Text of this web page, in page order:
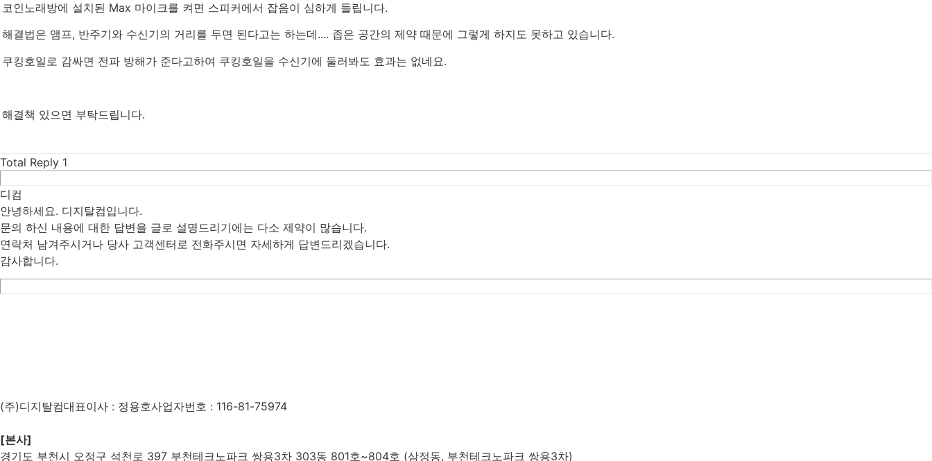
코인노래방에 설치된 Max 마이크를 켜면 스피커에서 잡음이 심하게 들립니다.
해결법은 앰프, 반주기와 수신기의 거리를 두면 된다고는 하는데.... 좁은 공간의 제약 때문에 그렇게 하지도 못하고 있습니다.
쿠킹호일로 감싸면 전파 방해가 준다고하여 쿠킹호일을 수신기에 둘러봐도 효과는 없네요.
해결책 있으면 부탁드립니다.
Total Reply 1
디컴
안녕하세요. 디지탈컴입니다.
문의 하신 내용에 대한 답변을 글로 설명드리기에는 다소 제약이 많습니다.
연락처 남겨주시거나 당사 고객센터로 전화주시면 자세하게 답변드리겠습니다.
감사합니다.
(주)디지탈컴대표이사 : 정용호사업자번호 : 116-81-75974
[본사]
경기도 부천시 오정구 석천로 397 부천테크노파크 쌍용3차 303동 801호~804호 (삼정동, 부천테크노파크 쌍용3차)